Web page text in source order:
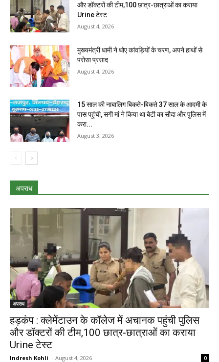
और डॉक्टरों की टीम,100 छात्र-छात्राओं का कराया
Urine टेस्ट
August 4, 2026
मुख्यमंत्री धामी ने धोए कांवड़ियों के चरण, अपने हाथों से
परोसा प्रसाद
August 4, 2026
15 साल की नाबालिग बिकते-बिकते 37 साल के आदमी के
पास पहुंची, सगी मां ने किया था बेटी का सौदा और पुलिस में
करा...
August 3, 2026
अपराध
अपराध
हड़कंप : क्लेमेंटाउन के कॉलेज में अचानक पहुंची पुलिस
और डॉक्टरों की टीम,100 छात्र-छात्राओं का कराया
Urine टेस्ट
Indresh Kohli - August 4, 2026 0